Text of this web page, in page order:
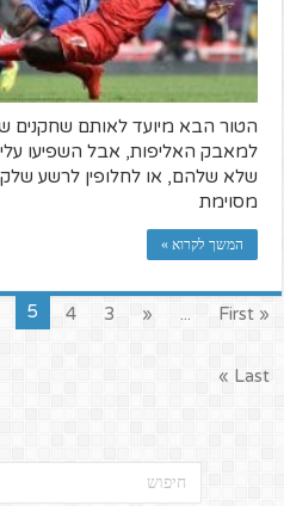
הטור הבא מיועד לאותם שחקנים
למאבק האליפות, אבל השפיעו
שלא שלהם, או לחלופין לרשע
מסוימת
המשך לקרוא »
« First
...
«
3
4
5
Last »